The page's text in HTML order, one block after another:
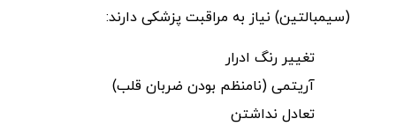
(سیمبالتین) نیاز به مراقبت پزشکی دارند:
تغییر رنگ ادرار
آریتمی (نامنظم بودن ضربان قلب)
تعادل نداشتن